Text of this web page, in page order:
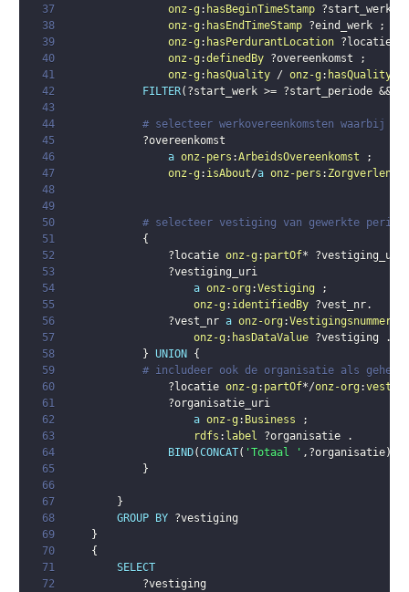
37
onz-g : hasBeginTimeStamp ?start_werk
38
onz-g : hasEndTimeStamp ?eind_werk
;
39
onz-g : hasPerdurantLocation ?locatie
40
onz-g :definedBy ?overeenkomst
;
41
onz-g : hasQuality / onz-g :
42
FILTER( ?start_werk >= ?start_periode &&
43
44
# selecteer werkovereenkomsten waarbij
45
?overeenkomst
46
a onz-pers :ArbeidsOvereenkomst
;
47
onz-g : isAbout/a onz-pers :
48
49
50
# selecteer vestiging van gewerkte
51
{
52
?locatie onz-g : partOf* ?vestiging_uri
53
?vestiging_uri
54
a onz-org :Vestiging
;
55
onz-g : identifiedBy ?vest_nr.
56
?vest_nr a onz-org :Vestigingsnummer
57
onz-g : hasDataValue ?vestiging
.
58
} UNION
{
59
# includeer ook de organisatie als
60
?locatie onz-g : partOf*/onz-org :
61
?organisatie_uri
62
a onz-g : Business
;
63
rdfs : label ?organisatie
.
64
BIND(CONCAT( 'Totaal ' , ?organisatie)
65
}
66
67
}
68
GROUP BY ?vestiging
69
}
70
{
71
SELECT
72
?vestiging